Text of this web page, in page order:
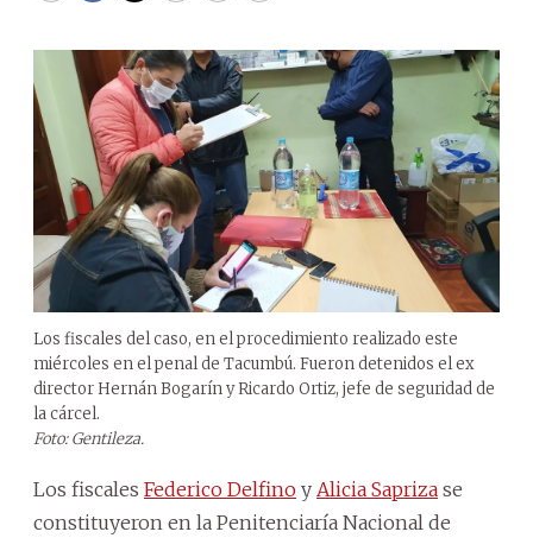
Los fiscales del caso, en el procedimiento realizado este
miércoles en el penal de Tacumbú. Fueron detenidos el ex
director Hernán Bogarín y Ricardo Ortiz, jefe de seguridad de
la cárcel.
Foto: Gentileza.
Los fiscales Federico Delfino y Alicia Sapriza se
constituyeron en la Penitenciaría Nacional de